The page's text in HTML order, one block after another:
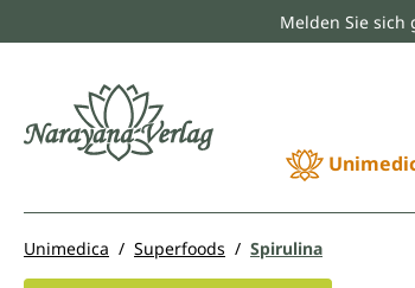
Zur Hauptnavigation springen
Melden Sie
Unimedica Superfoods Spirulina